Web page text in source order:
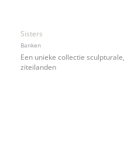
Sisters
Banken
Een unieke collectie
ziteilanden